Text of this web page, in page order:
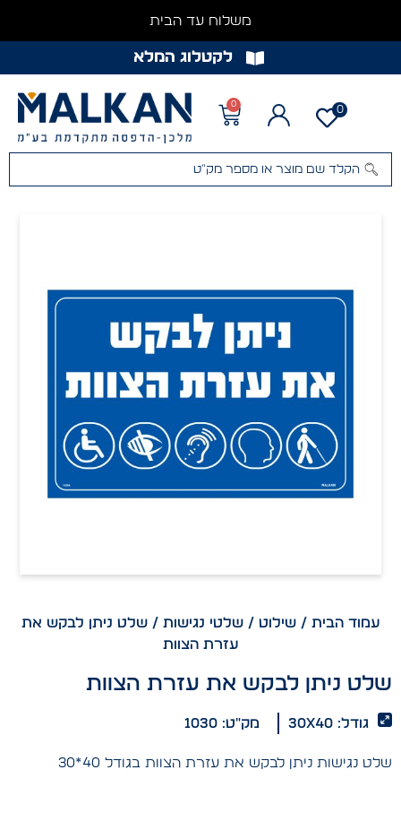
משלוח עד הבית
לקטלוג המלא
0
0
עמוד הבית/ שילוט/ שלטי נגישות/ שלט ניתן לבקש את
עזרת הצוות
שלט ניתן לבקש את עזרת הצוות
גודל: 30x40 מק"ט: 1030
שלט נגישות ניתן לבקש את עזרת הצוות בגודל 40*30